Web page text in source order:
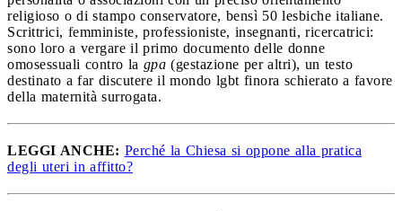
religioso o di stampo conservatore, bensì 50 lesbiche italiane.
Scrittrici, femministe, professioniste, insegnanti, ricercatrici:
sono loro a vergare il primo documento delle donne
omosessuali contro la gpa (gestazione per altri), un testo
destinato a far discutere il mondo lgbt finora schierato a favore
della maternità surrogata.
LEGGI ANCHE: Perché la Chiesa si oppone alla pratica
degli uteri in affitto?